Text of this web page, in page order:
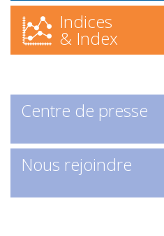
découvrir les acteurs clés de la
profession.
Indices
& Index
Centre de presse
Nous rejoindre